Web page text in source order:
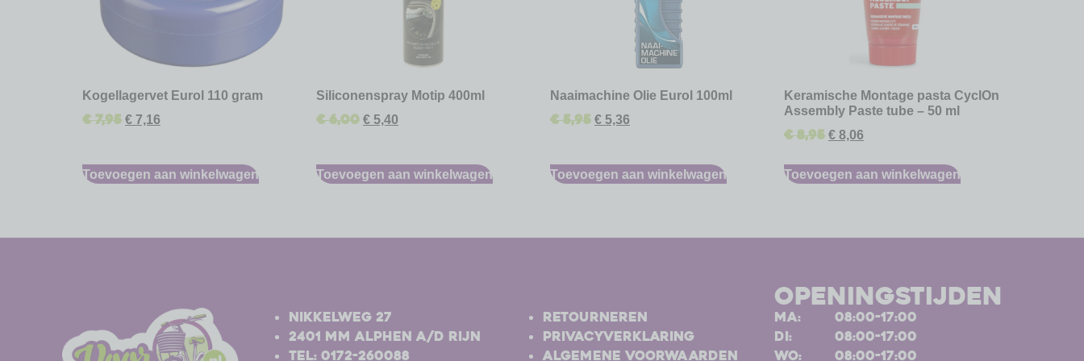
Kogellagervet Eurol 110 gram
€7,95 € 7,16
Toevoegen aan winkelwagen
Siliconenspray Motip 400ml
€6,00 € 5,40
Toevoegen aan winkelwagen
Naaimachine Olie Eurol 100ml
€5,95 € 5,36
Toevoegen aan winkelwagen
Keramische Montage pasta CyclOn
Assembly Paste tube – 50 ml
€8,95 € 8,06
Toevoegen aan winkelwagen
Nikkelweg 27
2401 MM Alphen a/d Rijn
Tel: 0172-260088
Retourneren
Privacyverklaring
Algemene voorwaarden
openingstijden
ma:
di:
wo:
08:00-17:00
08:00-17:00
08:00-17:00